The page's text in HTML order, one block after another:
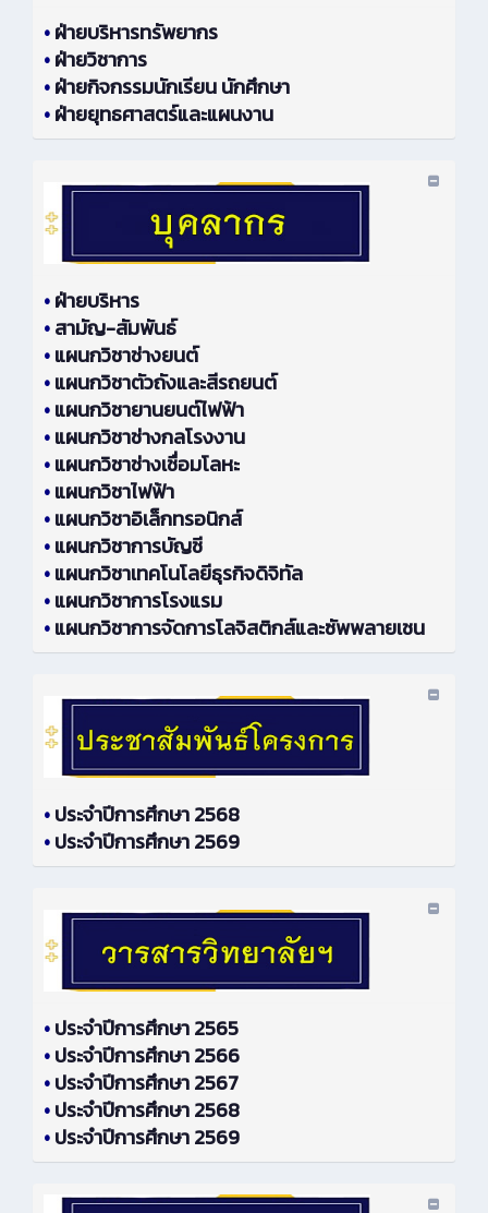
•ฝ่ายบริหารทรัพยากร
•ฝ่ายวิชาการ
•ฝ่ายกิจกรรมนักเรียน นักศึกษา
•ฝ่ายยุทธศาสตร์และแผนงาน
•ฝ่ายบริหาร
•สามัญ-สัมพันธ์
•แผนกวิชาช่างยนต์
•แผนกวิชาตัวถังและสีรถยนต์
•แผนกวิชายานยนต์ไฟฟ้า
•แผนกวิชาช่างกลโรงงาน
•แผนกวิชาช่างเชื่อมโลหะ
•แผนกวิชาไฟฟ้า
•แผนกวิชาอิเล็กทรอนิกส์
•แผนกวิชาการบัญชี
•แผนกวิชาเทคโนโลยีธุรกิจดิจิทัล
•แผนกวิชาการโรงแรม
•แผนกวิชาการจัดการโลจิสติกส์และซัพพลายเชน
•ประจำปีการศึกษา 2568
•ประจำปีการศึกษา 2569
•ประจำปีการศึกษา 2565
•ประจำปีการศึกษา 2566
•ประจำปีการศึกษา 2567
•ประจำปีการศึกษา 2568
•ประจำปีการศึกษา 2569